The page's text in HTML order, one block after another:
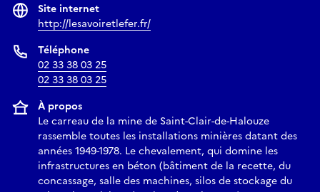
Site internet
http://lesavoiretlefer.fr/
Téléphone
02 33 38 03 25
02 33 38 03 25
À propos
Le carreau de la mine de Saint-Clair-de-Halouze
rassemble toutes les installations minières datant des
années 1949-1978. Le chevalement, qui domine les
infrastructures en béton (bâtiment de la recette, du
concassage, salle des machines, silos de stockage du